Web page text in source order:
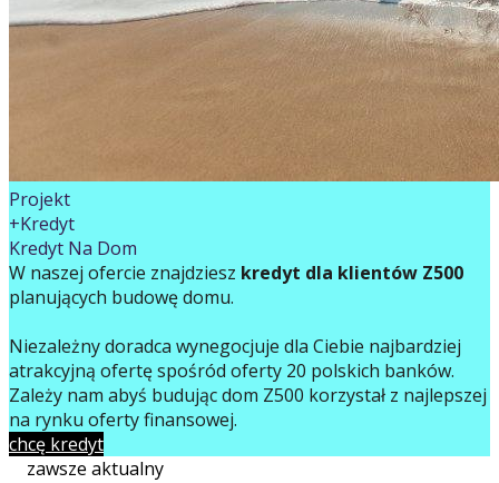
Projekt
+Kredyt
Kredyt Na Dom
W naszej ofercie znajdziesz kredyt dla klientów Z500
planujących budowę domu.
Niezależny doradca wynegocjuje dla Ciebie najbardziej
atrakcyjną ofertę spośród oferty 20 polskich banków.
Zależy nam abyś budując dom Z500 korzystał z najlepszej
na rynku oferty finansowej.
chcę kredyt
zawsze aktualny